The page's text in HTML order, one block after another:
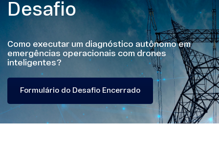
Desafio
Como executar um diagnóstico autônomo em
emergências operacionais com drones
inteligentes?
Formulário do Desafio Encerrado